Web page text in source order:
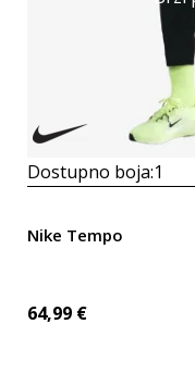
Dostupno boja:1
Nike Tempo
64,99 €